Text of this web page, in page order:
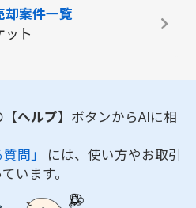
却案件一覧
ット
【ヘルプ】 ボタンからAIに相
問」 には、使い方やお取引
います。